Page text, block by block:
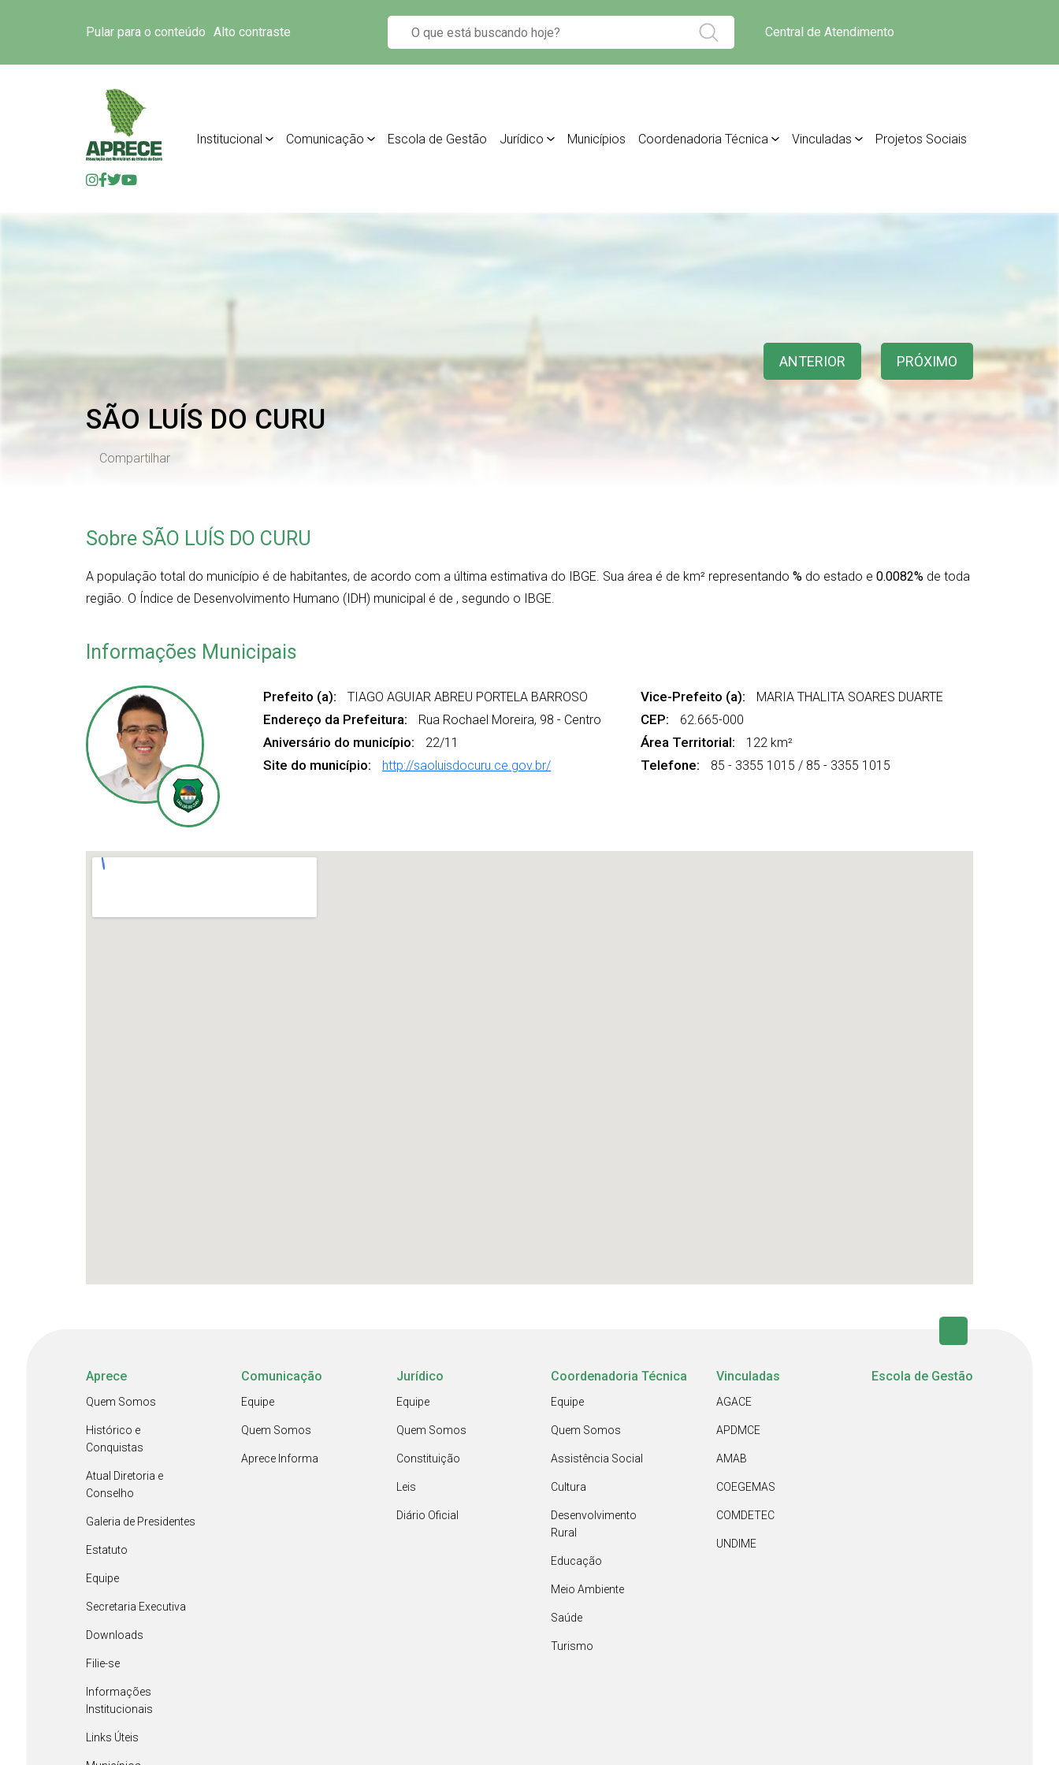
Pular para o conteúdo Alto contraste Central de Atendimento
Institucional Comunicação Escola de Gestão Jurídico Municípios Coordenadoria Técnica Vinculadas Projetos Sociais
ANTERIOR PRÓXIMO
SÃO LUÍS DO CURU
Compartilhar
Sobre SÃO LUÍS DO CURU
A população total do município é de habitantes, de acordo com a última estimativa do IBGE. Sua área é de km² representando % do estado e 0.0082% de toda
região. O Índice de Desenvolvimento Humano (IDH) municipal é de , segundo o IBGE.
Informações Municipais
Prefeito (a): TIAGO AGUIAR ABREU PORTELA BARROSO
Endereço da Prefeitura: Rua Rochael Moreira, 98 - Centro
Aniversário do município: 22/11
Site do município: http://saoluisdocuru.ce.gov.br/
Vice-Prefeito (a): MARIA THALITA SOARES DUARTE
CEP: 62.665-000
Área Territorial: 122 km²
Telefone: 85 - 3355 1015 / 85 - 3355 1015
Aprece
Quem Somos
Histórico e
Conquistas
Atual Diretoria e
Conselho
Galeria de Presidentes
Estatuto
Equipe
Secretaria Executiva
Downloads
Filie-se
Informações
Institucionais
Links Úteis
Comunicação
Equipe
Quem Somos
Aprece Informa
Jurídico
Equipe
Quem Somos
Constituição
Leis
Diário Oficial
Coordenadoria Técnica
Equipe
Quem Somos
Assistência Social
Cultura
Desenvolvimento
Rural
Educação
Meio Ambiente
Saúde
Turismo
Vinculadas
AGACE
APDMCE
AMAB
COEGEMAS
COMDETEC
UNDIME
Escola de Gestão